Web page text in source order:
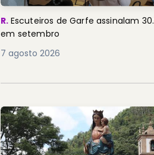
R. Escuteiros de Garfe assinalam
em setembro
7 agosto 2026